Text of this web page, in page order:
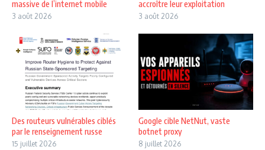
massive de l’internet mobile
3 août 2026
accroître leur exploitation
3 août 2026
Des routeurs vulnérables ciblés
par le renseignement russe
15 juillet 2026
Google cible NetNut, vaste
botnet proxy
8 juillet 2026